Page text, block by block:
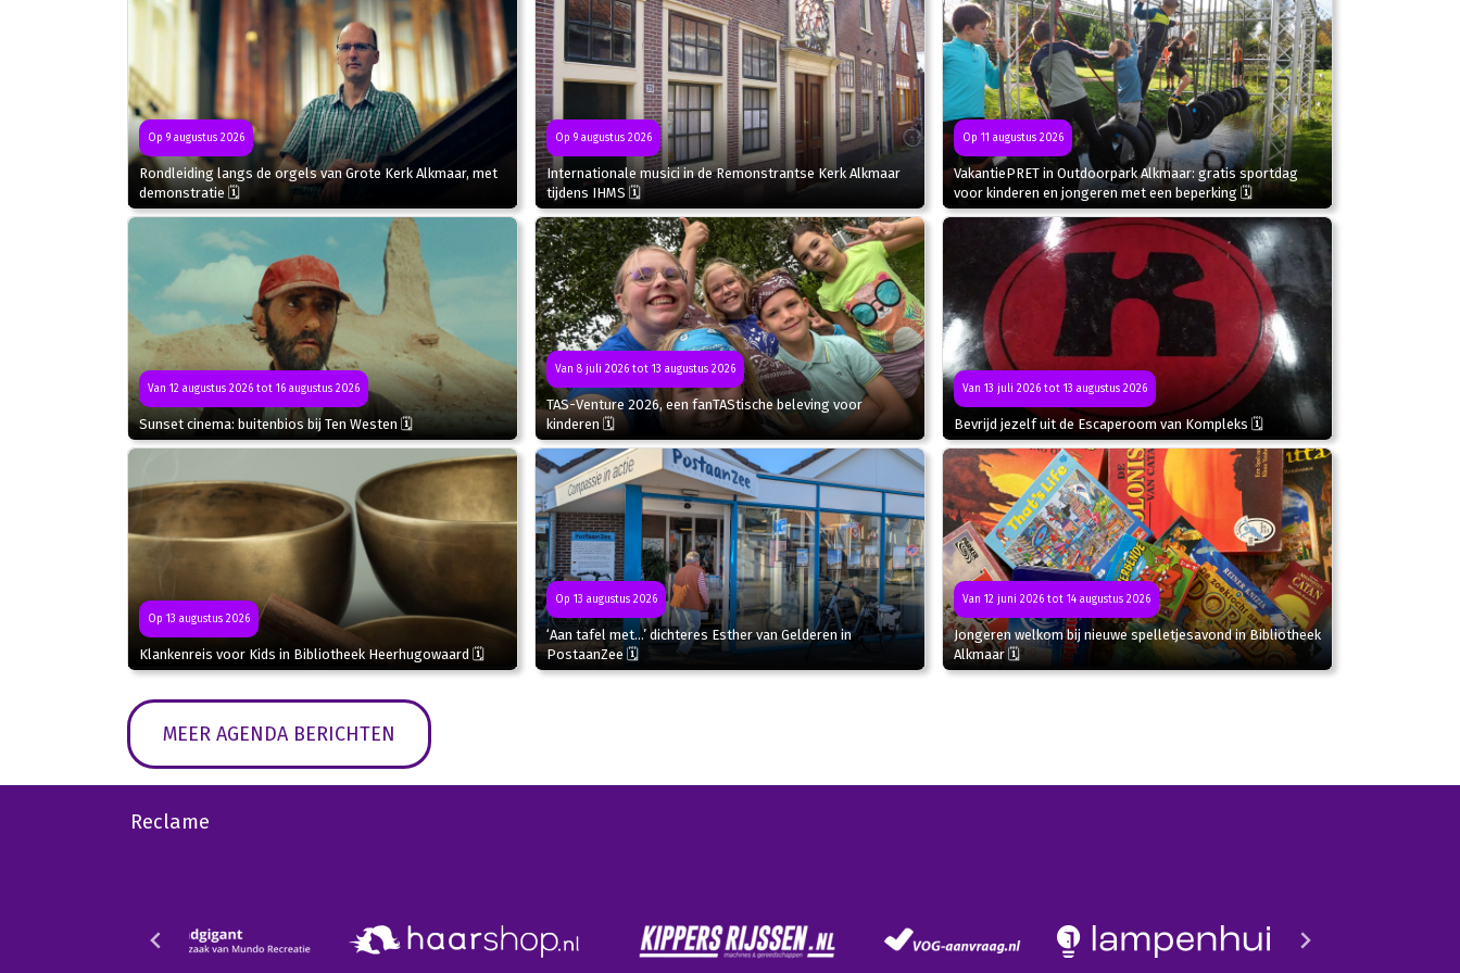
Op 9 augustus 2026
Rondleiding langs de orgels van Grote Kerk Alkmaar, met
demonstratie 🗓
Op 9 augustus 2026
Internationale musici in de Remonstrantse Kerk Alkmaar
tijdens IHMS 🗓
Op 11 augustus 2026
VakantiePRET in Outdoorpark Alkmaar: gratis sportdag
voor kinderen en jongeren met een beperking 🗓
Van 12 augustus 2026 tot 16 augustus 2026
Sunset cinema: buitenbios bij Ten Westen 🗓
Van 8 juli 2026 tot 13 augustus 2026
TAS-Venture 2026, een fanTAStische beleving voor
kinderen 🗓
Van 13 juli 2026 tot 13 augustus 2026
Bevrijd jezelf uit de Escaperoom van Kompleks 🗓
Op 13 augustus 2026
Klankenreis voor Kids in Bibliotheek Heerhugowaard 🗓
Op 13 augustus 2026
‘Aan tafel met…’ dichteres Esther van Gelderen in
PostaanZee 🗓
Van 12 juni 2026 tot 14 augustus 2026
Jongeren welkom bij nieuwe spelletjesavond in Bibliotheek
Alkmaar 🗓
MEER AGENDA BERICHTEN
Reclame